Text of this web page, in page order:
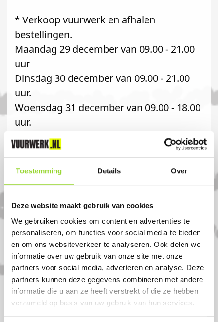
Toestemming Details Over
Deze website maakt gebruik van cookies
We gebruiken cookies om content en advertenties te
personaliseren, om functies voor social media te bieden
en om ons websiteverkeer te analyseren. Ook delen we
informatie over uw gebruik van onze site met onze
partners voor social media, adverteren en analyse. Deze
partners kunnen deze gegevens combineren met andere
informatie die u aan ze heeft verstrekt of die ze hebben
verzameld op basis van uw gebruik van hun services.
* Verkoop vuurwerk en afhalen
bestellingen.
Maandag 29 december van 09.00 - 21.00
uur
Dinsdag 30 december van 09.00 - 21.00
uur.
Woensdag 31 december van 09.00 - 18.00
uur.
Koop uw vuurwerk dan bij Van Halteren
Watersport in Spakenburg. U bent van
harte welkom! U bent uiteraard ook
welkom als u uit Eeembrugge, Zeewolde
of Almere komt.